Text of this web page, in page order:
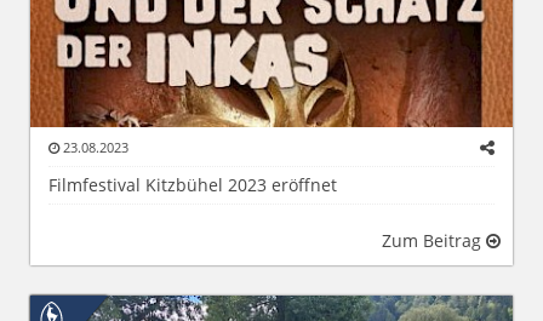
23.08.2023
Filmfestival Kitzbühel 2023 eröffnet
Zum Beitrag